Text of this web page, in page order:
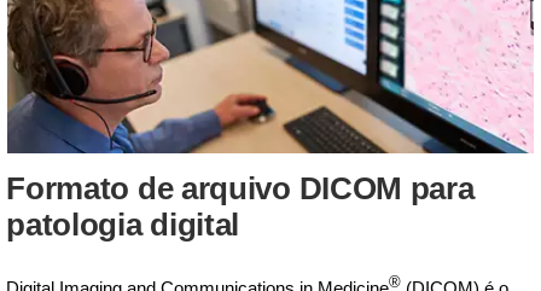
Formato de arquivo DICOM para
patologia digital
®